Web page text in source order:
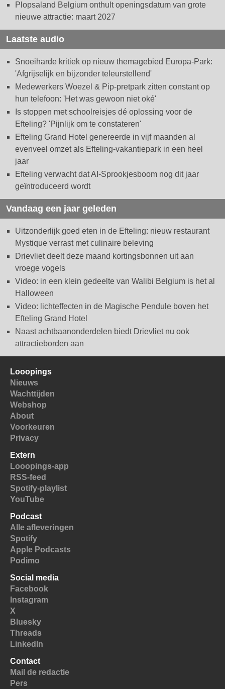
Plopsaland Belgium onthult openingsdatum van grote
nieuwe attractie: maart 2027
Laatste audio
Snoeiharde kritiek op nieuw themagebied Europa-Park:
'Afgrijselijk en bijzonder teleurstellend'
Medewerkers Woezel & Pip-pretpark zitten constant op
hun telefoon: 'Het was gewoon niet oké'
Is stoppen met schoolreisjes dé oplossing voor de
Efteling? 'Pijnlijk om te constateren'
Efteling Grand Hotel genereerde in vijf maanden al
evenveel omzet als Efteling-vakantiepark in een heel
jaar
Efteling verwacht dat AI-Sprookjesboom nog dit jaar
geïntroduceerd wordt
Vandaag een jaar geleden
Uitzonderlijk goed eten in de Efteling: nieuw restaurant
Mystique verrast met culinaire beleving
Drievliet deelt deze maand kortingsbonnen uit aan
vroege vogels
Video: in een klein gedeelte van Walibi Belgium is het al
Halloween
Video: lichteffecten in de Magische Pendule boven het
Efteling Grand Hotel
Naast achtbaanonderdelen biedt Drievliet nu ook
attractieborden aan
Looopings
Nieuws
Wachttijden
Webshop
About
Voorkeuren
Privacy
Extern
Looopings-app
RSS-feed
Spotify-playlist
YouTube
Podcast
Alle afleveringen
Spotify
Apple Podcasts
Podimo
Social media
Facebook
Instagram
X
Bluesky
Threads
LinkedIn
Contact
Mail de redactie
Pers